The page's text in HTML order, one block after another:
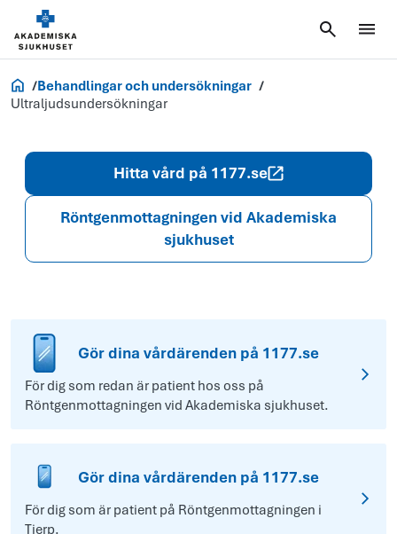
Akademiska.se
Behandlingar och undersökningar
Ultraljudsundersökningar
Hitta vård på 1177.se
Röntgenmottagningen vid Akademiska
sjukhuset
Gör dina vårdärenden på 1177.se
För dig som redan är patient hos oss på
Röntgenmottagningen vid Akademiska sjukhuset.
Gör dina vårdärenden på 1177.se
För dig som är patient på Röntgenmottagningen i
Tierp.